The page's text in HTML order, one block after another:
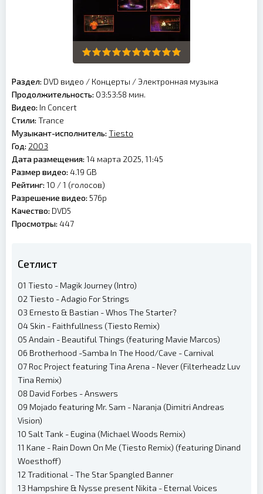
Раздел: DVD видео / Концерты /Электронная музыка
Продолжительность: 03:53:58 мин.
Видео: In Concert
Стили: Trance
Музыкант-исполнитель: Tiesto
Год: 2003
Дата размещения: 14 марта 2025, 11:45
Размер видео: 4.19 GB
Рейтинг: 10 /1 (голосов)
Разрешение видео: 576p
Качество: DVD5
Просмотры: 447
Сетлист
01 Tiesto - Magik Journey (Intro)
02 Tiesto - Adagio For Strings
03 Ernesto & Bastian - Whos The Starter?
04 Skin - Faithfullness (Tiesto Remix)
05 Andain - Beautiful Things (featuring Mavie Marcos)
06 Brotherhood -Samba In The Hood/Cave - Carnival
07 Roc Project featuring Tina Arena - Never (Filterheadz Luv
Tina Remix)
08 David Forbes - Answers
09 Mojado featuring Mr. Sam - Naranja (Dimitri Andreas
Vision)
10 Salt Tank - Eugina (Michael Woods Remix)
11 Kane - Rain Down On Me (Tiesto Remix) (featuring Dinand
Woesthoff)
12 Traditional - The Star Spangled Banner
13 Hampshire & Nysse present Nikita - Eternal Voices